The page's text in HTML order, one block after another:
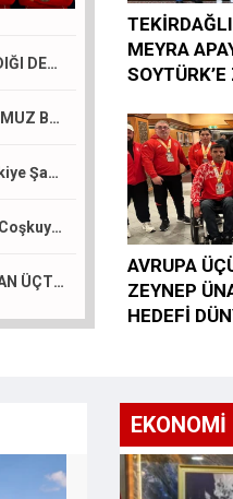
9 BİN 132 SPORCUNUN KATILDIĞI DEV ŞAMPİYONADA RAVZA YUCA TÜRKİYE 3.’SÜ OLDU
ÇERKEZKÖYLÜ MİLLİ SPORCUMUZ BERRA BEKÇİ AVRUPA 3.'SÜ OLDU
MT Han Spor Kulübü'nden Türkiye Şampiyonası'nda Büyük Başarı
Çerkezköy’de Yaz Spor Okulu Coşkuyla Başladı: 2 Bin Öğrenci Sporla Buluşuyor
MİLLİ RAKET BÜŞRA NAZAR'DAN ÜÇTE ÜÇLÜK ZAFER
MEYRA
AVRUPA
ZEYNEP
HEDEFİ
EKONOMİ